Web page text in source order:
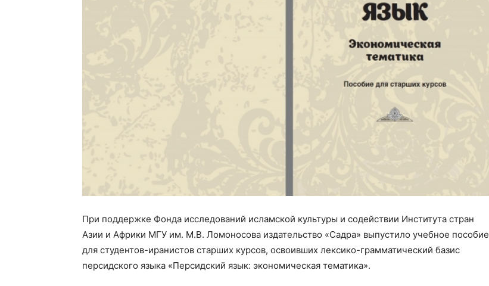
При поддержке Фонда исследований исламской культуры и содействии Института стран
Азии и Африки МГУ им. М.В. Ломоносова издательство «Садра» выпустило учебное пособие
для студентов-иранистов старших курсов, освоивших лексико-грамматический базис
персидского языка «Персидский язык: экономическая тематика».